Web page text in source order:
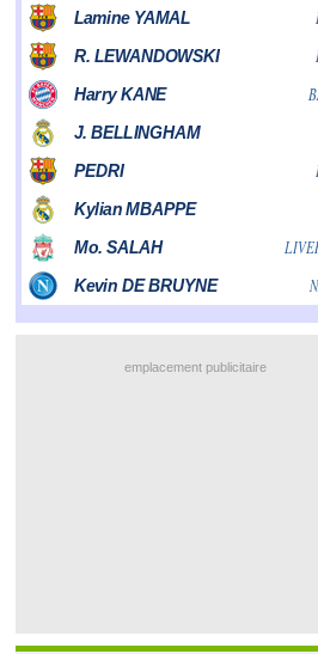
emplacement publicitaire